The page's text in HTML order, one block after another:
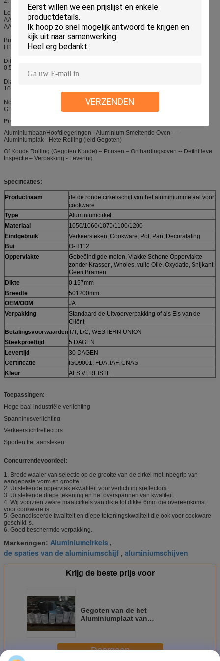
VERZENDEN
Legering
AA1050, AA1060, AA1070, AA1100, AA3003, AA3005, AA3105, AA5052,
AA8011
Bui:
H12, H14, H16, H18, H22, H24, H26, H32, HO, F
Dikte:
0.506.00mm
Diameter:
100mm 1200mm
Norm:
GB/T3880-2006, ASTM, ISO, DE EU-NORM
Productieproces
Aluminiumbaar/Hoofdlegeringen - Aluminium Smeltende Oven - -
Aluminiumplak - Hete Rolling (leid Gegoten)
Of Koude Rolling (Gegoten Koude) – Ponsen – Onthardingsoven -- Definitieve
Inspectie – Verpakking - Levering
Specificaties:
Productnaam
de de ronde cirkel/schijf van het aluminiummetaal voor
cookware
Type
Aluminiumcirkel
Materiaal
1050/1060/1070/1100/1200
Eindgebruik
Verkeersteken, Cookware, Pot, Pan, Decoratating
Bui
O-H112
Oppervlakte
Gebeëindigde molen, Vlakke Schone Oppervlakte
zonder Krassen, Wholes, vuile Olie, Oxydatie, Snijkant
Geen Bramen
Dikte
0.157mm
Breedte
501200mm
OEM/ODM
JA
Verpakking
Standaard de Uitvoerverpakking of als Eis van de
Cliënt
BetalingsvoorwaardenT/T, L/C, WESTERN UNION
Steekproeftijd
5 DAGEN
Levertijd
30 DAGEN
Certificatie
ISO9001, FDA, IAF, CNAS
Kleur
ALS VEREISTE
Toepassingen:
Hoge baai industriële verlichting
Spanningsverlichting
Verkeerslichtreflectors
Sporten het aansteken.
Concurrentievoordeel:
1. Brede waaier van selectie op de grootte van de cirkel met inbegrip van
aangepaste vorm en grootte.
2. Uitstekende oppervlaktekwaliteit voor verlichtingsreflectors.
3. Uitstekende diepe tekening en het overspannen van kwaliteit.
4. Wij voorzien zware maatcirkels van dikte tot dikke 6mm die overeenkomst
voor cookware is.
5. Geanodiseerde kwaliteit en diepe tekeningskwaliteit die ook voor cookware
geschikt is.
6. Goed beschermde verpakking.
Markeringen: Aluminiumcirkels ,
de spaties van de aluminiumschijf , aluminiumschijven
Krijg de beste prijs voor
Gegoten van de het
Aluminiumplaat van
Diameter 660mm
Doorgaan